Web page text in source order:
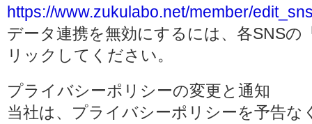
https://www.zukulabo.net/member/
データ連携を無効にするには、各SNSの
リックしてください。
プライバシーポリシーの変更と通知
当社は、プライバシーポリシーを予告